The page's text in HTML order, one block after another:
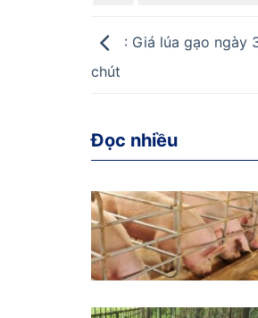
: Giá lúa gạo ngày
chút
Đọc nhiều